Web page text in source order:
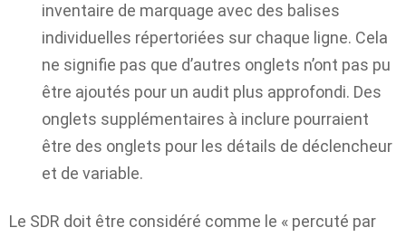
inventaire de marquage avec des balises
individuelles répertoriées sur chaque ligne. Cela
ne signifie pas que d’autres onglets n’ont pas pu
être ajoutés pour un audit plus approfondi. Des
onglets supplémentaires à inclure pourraient
être des onglets pour les détails de déclencheur
et de variable.
Le SDR doit être considéré comme le « percuté par